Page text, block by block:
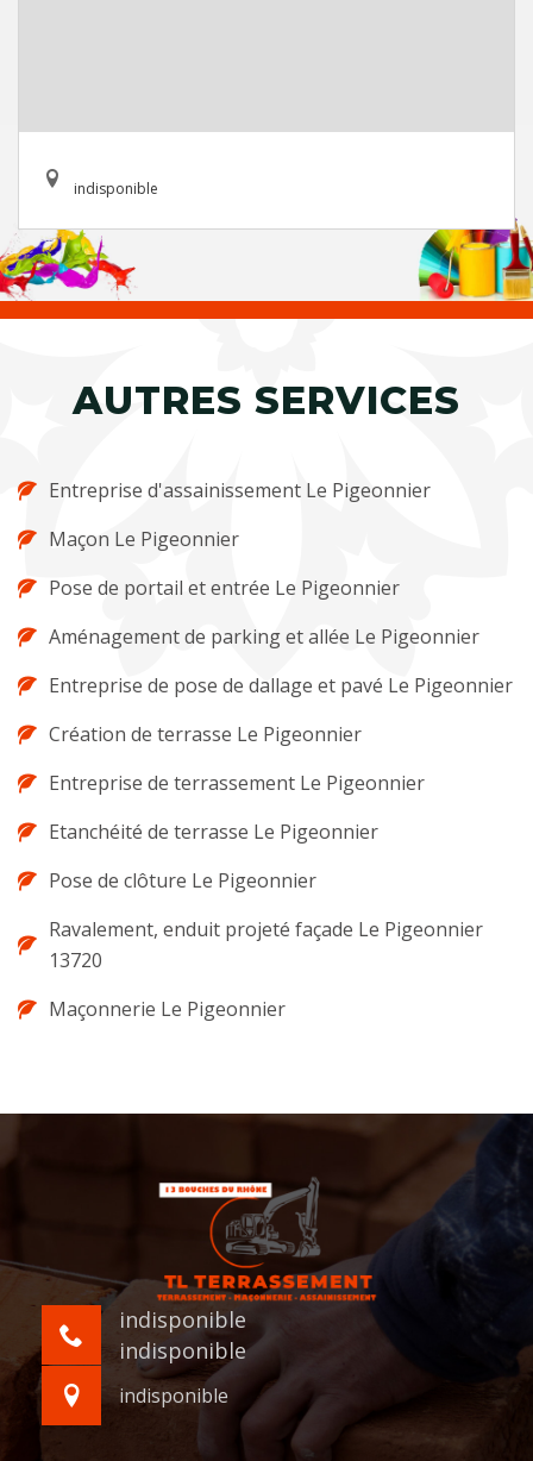
indisponible
AUTRES SERVICES
Entreprise d'assainissement Le Pigeonnier
Maçon Le Pigeonnier
Pose de portail et entrée Le Pigeonnier
Aménagement de parking et allée Le Pigeonnier
Entreprise de pose de dallage et pavé Le Pigeonnier
Création de terrasse Le Pigeonnier
Entreprise de terrassement Le Pigeonnier
Etanchéité de terrasse Le Pigeonnier
Pose de clôture Le Pigeonnier
Ravalement, enduit projeté façade Le Pigeonnier
13720
Maçonnerie Le Pigeonnier
indisponible
indisponible
indisponible